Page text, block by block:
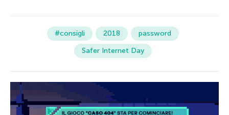
#consigli 2018
password
Safer Internet Day